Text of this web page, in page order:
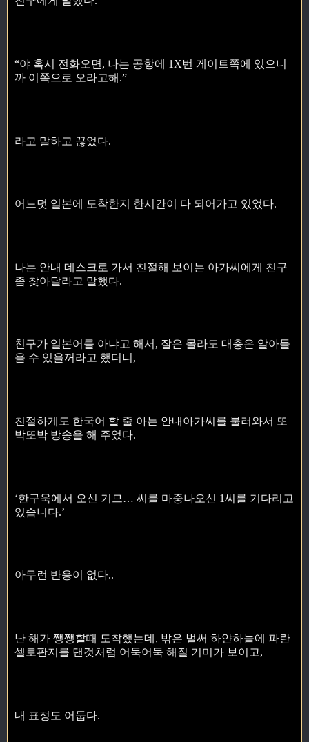
“야 혹시 전화오면, 나는 공항에 1X번 게이트쪽에 있으니
까 이쪽으로 오라고해.”
라고 말하고 끊었다.
어느덧 일본에 도착한지 한시간이 다 되어가고 있었다.
나는 안내 데스크로 가서 친절해 보이는 아가씨에게 친구
좀 찾아달라고 말했다.
친구가 일본어를 아냐고 해서, 잘은 몰라도 대충은 알아들
을 수 있을꺼라고 했더니,
친절하게도 한국어 할 줄 아는 안내아가씨를 불러와서 또
박또박 방송을 해 주었다.
‘한구욱에서 오신 기므… 씨를 마중나오신 1씨를 기다리고
있습니다.’
아무런 반응이 없다..
난 해가 쨍쨍할때 도착했는데, 밖은 벌써 하얀하늘에 파란
셀로판지를 댄것처럼 어둑어둑 해질 기미가 보이고,
내 표정도 어둡다.